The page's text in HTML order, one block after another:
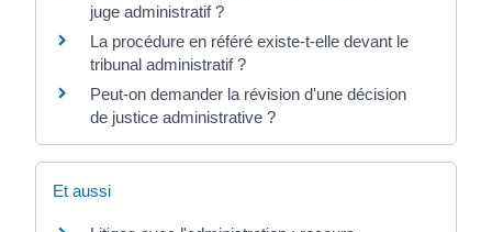
juge administratif ?
La procédure en référé existe-t-elle devant le
tribunal administratif ?
Peut-on demander la révision d'une décision
de justice administrative ?
Et aussi